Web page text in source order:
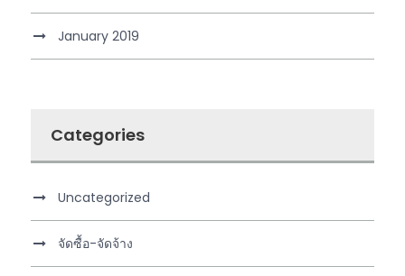
January 2019
Categories
Uncategorized
จัดซื้อ-จัดจ้าง